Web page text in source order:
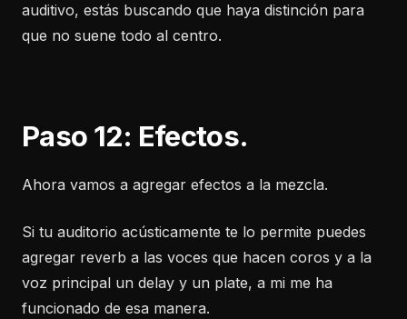
auditivo, estás buscando que haya distinción para
que no suene todo al centro.
Paso 12: Efectos.
Ahora vamos a agregar efectos a la mezcla.
Si tu auditorio acústicamente te lo permite puedes
agregar reverb a las voces que hacen coros y a la
voz principal un delay y un plate, a mi me ha
funcionado de esa manera.